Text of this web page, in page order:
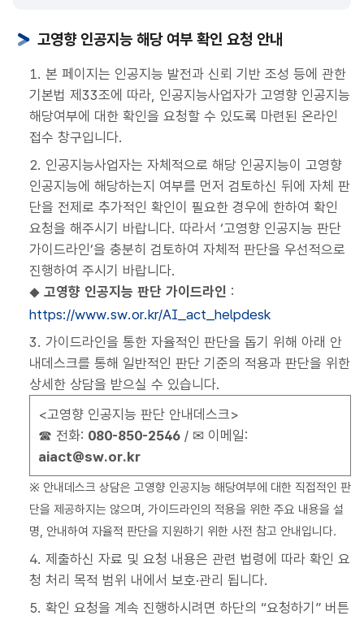
고영향 인공지능 해당 여부 확인 요청 안내
1. 본 페이지는 인공지능 발전과 신뢰 기반 조성 등에 관한
기본법 제33조에 따라, 인공지능사업자가 고영향 인공지능
해당여부에 대한 확인을 요청할 수 있도록 마련된 온라인
접수 창구입니다.
2. 인공지능사업자는 자체적으로 해당 인공지능이 고영향
인공지능에 해당하는지 여부를 먼저 검토하신 뒤에 자체 판
단을 전제로 추가적인 확인이 필요한 경우에 한하여 확인
요청을 해주시기 바랍니다. 따라서 ‘고영향 인공지능 판단
가이드라인’을 충분히 검토하여 자체적 판단을 우선적으로
진행하여 주시기 바랍니다.
◆ 고영향 인공지능 판단 가이드라인 :
https://www.sw.or.kr/AI_act_helpdesk
3. 가이드라인을 통한 자율적인 판단을 돕기 위해 아래 안
내데스크를 통해 일반적인 판단 기준의 적용과 판단을 위한
상세한 상담을 받으실 수 있습니다.
<고영향 인공지능 판단 안내데스크>
☎ 전화: 080-850-2546 / ✉ 이메일:
aiact@sw.or.kr
※ 안내데스크 상담은 고영향 인공지능 해당여부에 대한 직접적인 판
단을 제공하지는 않으며, 가이드라인의 적용을 위한 주요 내용을 설
명, 안내하여 자율적 판단을 지원하기 위한 사전 참고 안내입니다.
4. 제출하신 자료 및 요청 내용은 관련 법령에 따라 확인 요
청 처리 목적 범위 내에서 보호·관리 됩니다.
5. 확인 요청을 계속 진행하시려면 하단의 “요청하기” 버튼